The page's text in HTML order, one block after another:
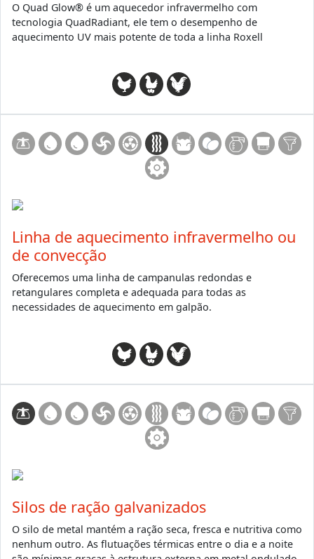
O Quad Glow® é um aquecedor infravermelho com
tecnologia QuadRadiant, ele tem o desempenho de
aquecimento UV mais potente de toda a linha Roxell
Linha de aquecimento infravermelho ou
de convecção
Oferecemos uma linha de campanulas redondas e
retangulares completa e adequada para todas as
necessidades de aquecimento em galpão.
Silos de ração galvanizados
O silo de metal mantém a ração seca, fresca e nutritiva como
nenhum outro. As flutuações térmicas entre o dia e a noite